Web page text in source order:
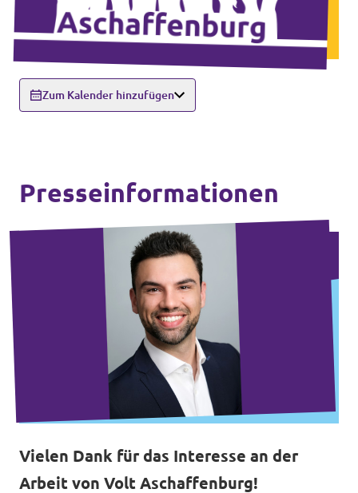
Zum Kalender hinzufügen
Presseinformationen
Vielen Dank für das Interesse an der
Arbeit von Volt Aschaffenburg!